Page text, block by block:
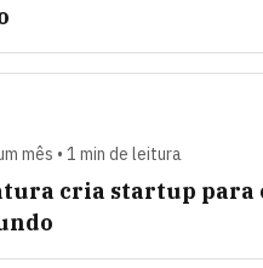
mês • 1 min de leitura
cria startup para